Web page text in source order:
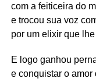
com a feiticeira do
e trocou sua voz
por um elixir que
E logo ganhou
e conquistar o amor